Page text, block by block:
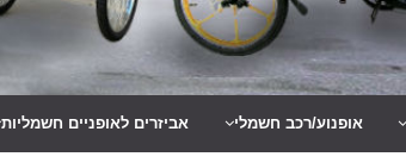
אופנוע/רכב חשמלי אביזרים לאופניים חשמליות